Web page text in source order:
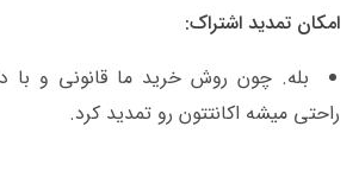
امکان تمدید اشتراک:
بله. چون روش خرید ما قانونی و با
راحتی میشه اکانتتون رو تمدید کرد.